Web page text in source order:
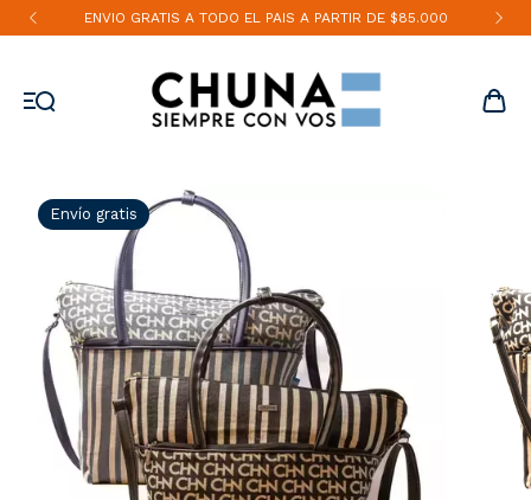
ENVIO GRATIS A TODO EL PAIS A PARTIR DE $85.000
Envío gratis